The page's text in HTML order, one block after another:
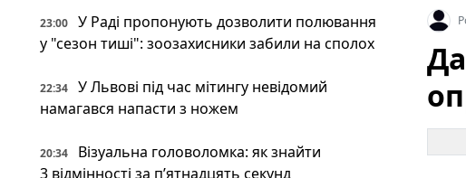
23:00
У Раді пропонують дозволити полювання
у "сезон тиші": зоозахисники забили на сполох
22:34
У Львові під час мітингу невідомий
намагався напасти з ножем
20:34
Візуальна головоломка: як знайти
3 відмінності за п’ятнадцять секунд